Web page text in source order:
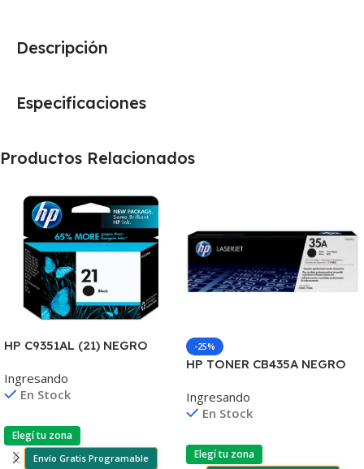
Descripción
Especificaciones
Productos Relacionados
HP C9351AL (21) NEGRO
/4355 7ML (D)
Ingresando
En Stock
Elegí tu zona
Envío Gratis Programable
-25%
HP TONER CB435A NEGRO
COPIAS
Ingresando
En Stock
Elegí tu zona